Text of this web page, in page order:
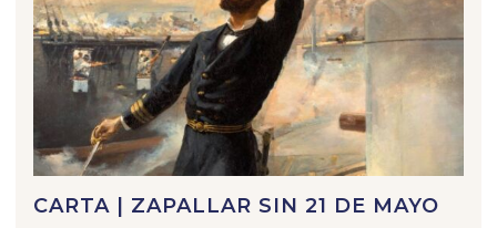
CARTA | ZAPALLAR SIN 21 DE MAYO